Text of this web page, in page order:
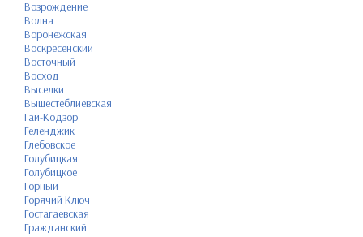
Возрождение
Волна
Воронежская
Воскресенский
Восточный
Восход
Выселки
Вышестеблиевская
Гай-Кодзор
Геленджик
Глебовское
Голубицкая
Голубицкое
Горный
Горячий Ключ
Гостагаевская
Гражданский